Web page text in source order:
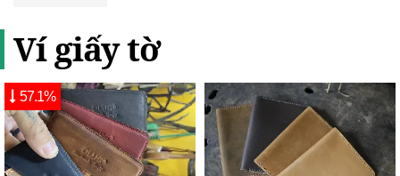
Ví giấy tờ
57.1%